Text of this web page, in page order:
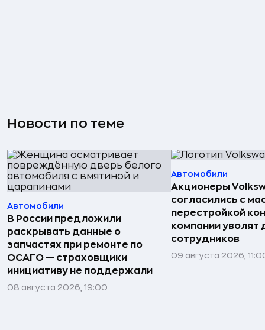
Новости по теме
Автомобили
В России предложили
раскрывать данные о
запчастях при ремонте по
ОСАГО — страховщики
инициативу не поддержали
08 августа 2026, 19:00
Автомобили
Акционеры
согласились с
перестройкой
компании уволят
сотрудников
09 августа 2026,